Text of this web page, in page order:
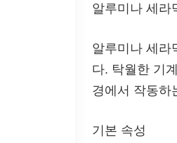
알루미나 세라
알루미나 세라
다. 탁월한 기
경에서 작동하
기본 속성